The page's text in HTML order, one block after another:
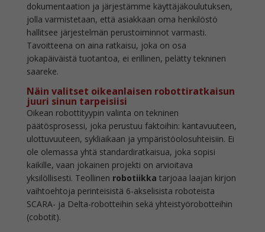
dokumentaation ja järjestämme käyttäjäkoulutuksen,
jolla varmistetaan, että asiakkaan oma henkilöstö
hallitsee järjestelmän perustoiminnot varmasti.
Tavoitteena on aina ratkaisu, joka on osa
jokapäiväistä tuotantoa, ei erillinen, pelätty tekninen
saareke.
Näin valitset oikeanlaisen robottiratkaisun
juuri sinun tarpeisiisi
Oikean robottityypin valinta on tekninen
päätösprosessi, joka perustuu faktoihin: kantavuuteen,
ulottuvuuteen, sykliaikaan ja ympäristöolosuhteisiin. Ei
ole olemassa yhtä standardiratkaisua, joka sopisi
kaikille, vaan jokainen projekti on arvioitava
yksilöllisesti. Teollinen robotiikka tarjoaa laajan kirjon
vaihtoehtoja perinteisistä 6-akselisista roboteista
SCARA- ja Delta-robotteihin sekä yhteistyörobotteihin
(cobotit).